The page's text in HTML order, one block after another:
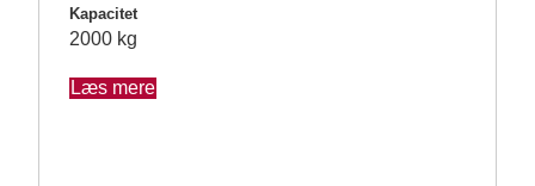
Kapacitet
2000 kg
Læs mere